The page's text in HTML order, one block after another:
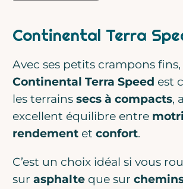
Continental Terra
Avec ses petits crampons fins,
Continental Terra Speed est
les terrainssecs à compacts,
excellent équilibre entre
rendement etconfort.
C’est un choix idéal si vous
surasphalte que sur